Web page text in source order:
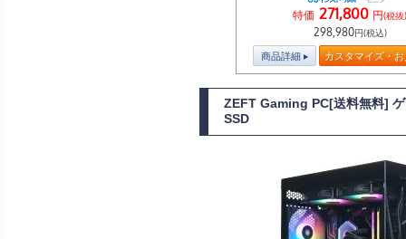
特価 271,800 円(税抜
298,980円(税込)
商品詳細 カスタマイズ・
ZEFT Gaming PC[送料無料]
SSD